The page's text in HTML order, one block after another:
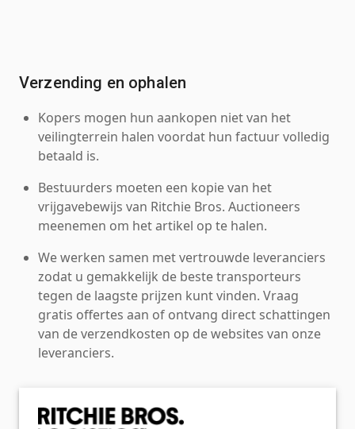
Verzending en ophalen
Kopers mogen hun aankopen niet van het
veilingterrein halen voordat hun factuur volledig
betaald is.
Bestuurders moeten een kopie van het
vrijgavebewijs van Ritchie Bros. Auctioneers
meenemen om het artikel op te halen.
We werken samen met vertrouwde leveranciers
zodat u gemakkelijk de beste transporteurs
tegen de laagste prijzen kunt vinden. Vraag
gratis offertes aan of ontvang direct schattingen
van de verzendkosten op de websites van onze
leveranciers.